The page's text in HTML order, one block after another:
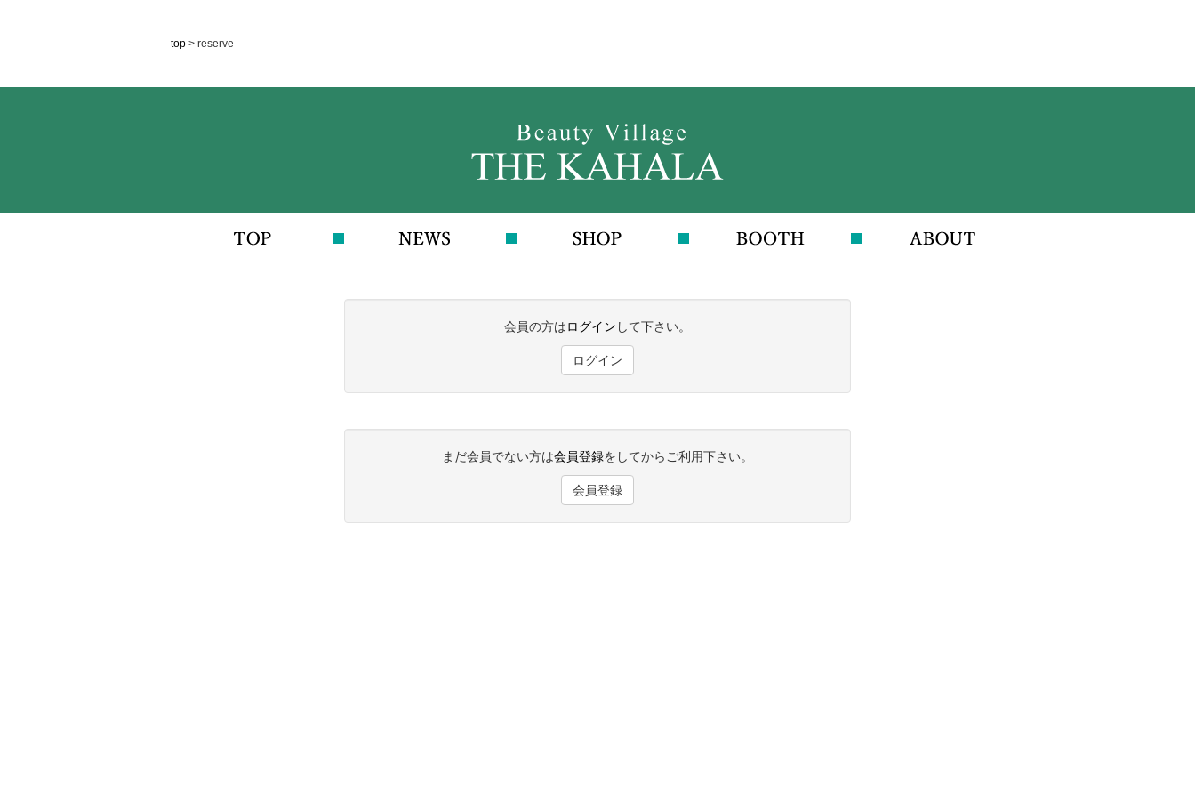
top > reserve
会員の方はログイン して下さい。
ログイン
まだ会員でない方は会員登録をしてからご利用下さい。
会員登録